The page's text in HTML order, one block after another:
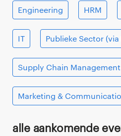
Engineering HRM
IT Publieke Sector (via
Supply Chain
Marketing &
Alle aankomende